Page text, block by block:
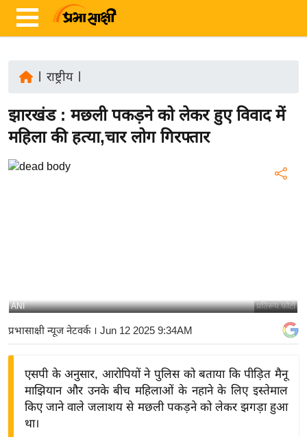
ज़ा
ख
र
ष्ट्री
बि
राष्ट्रीय|
झारखंड : मछली पकड़ने को लेकर हुए विवाद में
महिला की हत्या,चार लोग गिरफ्तार
प्रतिरूप फोटो
ANI
प्रभासाक्षी न्यूज नेटवर्क। Jun 12 2025 9:34AM
एसपी के अनुसार, आरोपियों ने पुलिस को बताया कि पीड़ित मैनू
माझियान और उनके बीच महिलाओं के नहाने के लिए इस्तेमाल
किए जाने वाले जलाशय से मछली पकड़ने को लेकर झगड़ा हुआ
था।